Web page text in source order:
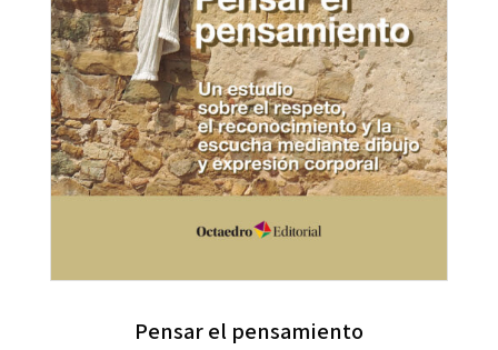
Pensar el pensamiento